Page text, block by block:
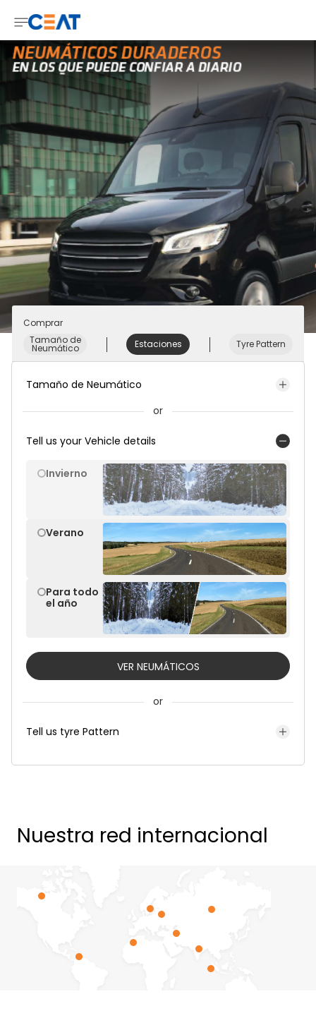
Comprar
Tamaño de
Neumático Estaciones Tyre Pattern
Tamaño de Neumático
or
Tell us your Vehicle details
Invierno
Verano
Para todo
el año
VER NEUMÁTICOS
or
Tell us tyre Pattern
Nuestra red internacional